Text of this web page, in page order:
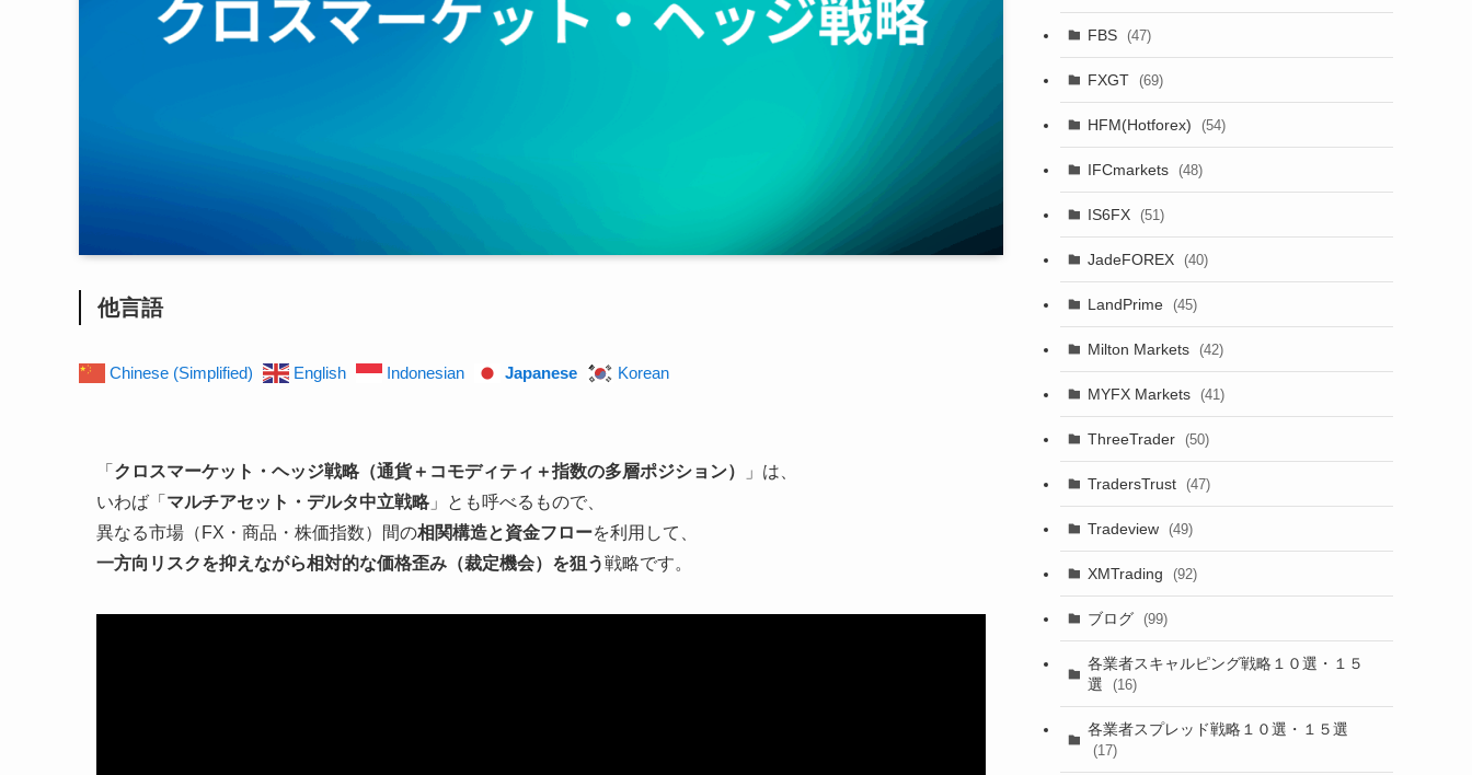
他言語
Chinese (Simplified) English Indonesian Japanese Korean
「 クロスマーケット・ヘッジ戦略（通貨＋コモディティ＋指数の多層ポジション）
」は、
いわば「 マルチアセット・デルタ中立戦略」とも呼べるもので、
異なる市場（FX・商品・株価指数）間の相関構造と資金フローを利用して、
一方向リスクを抑えながら相対的な価格歪み（裁定機会）を狙う戦略です。
FBS (47)
FXGT (69)
HFM(Hotforex) (54)
IFCmarkets (48)
IS6FX (51)
JadeFOREX (40)
LandPrime (45)
Milton Markets (42)
MYFX Markets (41)
ThreeTrader (50)
TradersTrust (47)
Tradeview (49)
XMTrading (92)
ブログ (99)
各業者スキャルピング戦略１０選・１５
選
(16)
各業者スプレッド戦略１０選・１５選
(17)